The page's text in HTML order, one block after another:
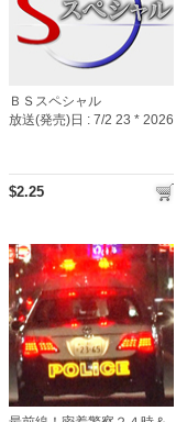
ＢＳスペシャル
放送(発売)日 : 7/2 23 * 2026
$2.25